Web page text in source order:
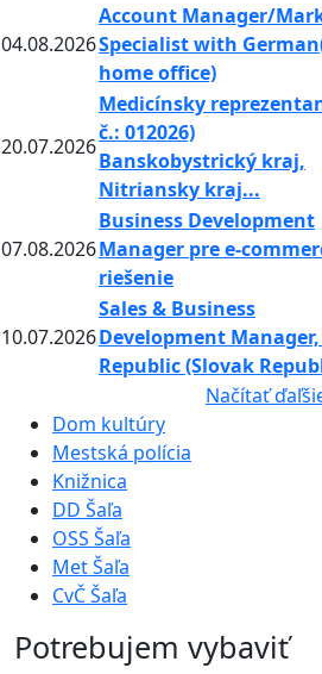
04.08.2026
Account Manager/
Specialist with
home office)
20.07.2026
Medicínsky
č.: 012026)
Banskobystrický kraj,
Nitriansky kraj...
07.08.2026
Business Development
Manager pre e-
riešenie
10.07.2026
Sales & Business
Development Manager,
Republic (Slovak
Načítať
Dom kultúry
Mestská polícia
Knižnica
DD Šaľa
OSS Šaľa
Met Šaľa
CvČ Šaľa
Potrebujem vybaviť